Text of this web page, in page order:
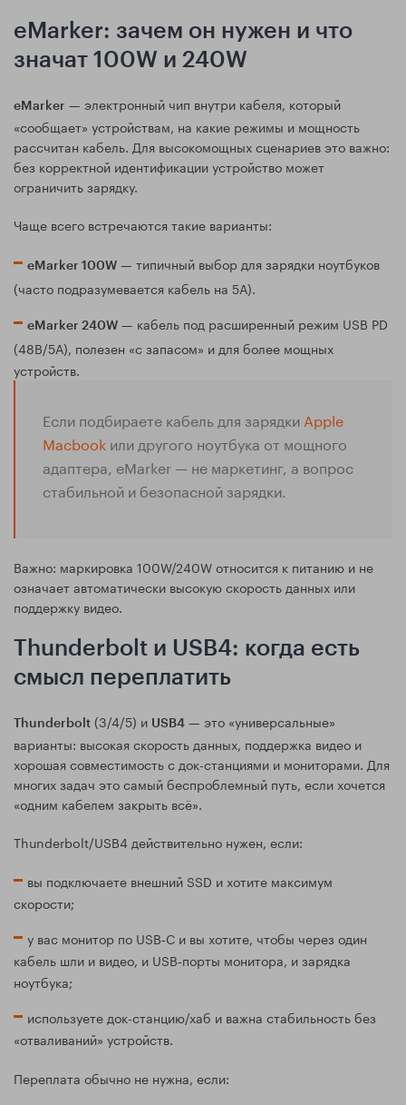
eMarker: зачем он нужен и что
значат 100W и 240W
eMarker — электронный чип внутри кабеля, который
«сообщает» устройствам, на какие режимы и мощность
рассчитан кабель. Для высокомощных сценариев это важно:
без корректной идентификации устройство может
ограничить зарядку.
Чаще всего встречаются такие варианты:
eMarker 100W — типичный выбор для зарядки ноутбуков
(часто подразумевается кабель на 5А).
eMarker 240W — кабель под расширенный режим USB PD
(48В/5А), полезен «с запасом» и для более мощных
устройств.
Если подбираете кабель для зарядки Apple
Macbook или другого ноутбука от мощного
адаптера, eMarker — не маркетинг, а вопрос
стабильной и безопасной зарядки.
Важно: маркировка 100W/240W относится к питанию и не
означает автоматически высокую скорость данных или
поддержку видео.
Thunderbolt и USB4: когда есть
смысл переплатить
Thunderbolt (3/4/5) и USB4 — это «универсальные»
варианты: высокая скорость данных, поддержка видео и
хорошая совместимость с док-станциями и мониторами. Для
многих задач это самый беспроблемный путь, если хочется
«одним кабелем закрыть всё».
Thunderbolt/USB4 действительно нужен, если:
вы подключаете внешний SSD и хотите максимум
скорости;
у вас монитор по USB‑C и вы хотите, чтобы через один
кабель шли и видео, и USB‑порты монитора, и зарядка
ноутбука;
используете док-станцию/хаб и важна стабильность без
«отваливаний» устройств.
Переплата обычно не нужна, если: